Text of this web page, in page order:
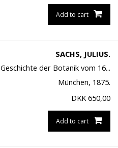
Add to cart
SACHS, JULIUS.
Geschichte der Botanik vom 16...
München, 1875.
DKK 650,00
Add to cart